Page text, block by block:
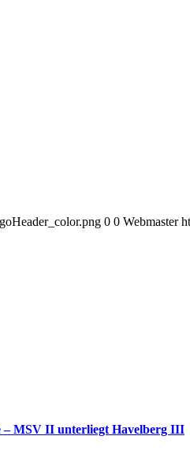
0 0 Webmaster
– MSV II unterliegt Havelberg III